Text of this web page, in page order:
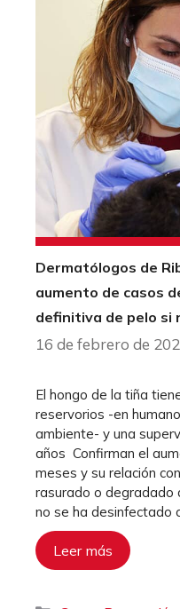
Dermatólogos de
aumento de casos
definitiva de pelo si
16 de febrero de
El hongo de la tiña
reservorios -en
ambiente- y una
años Confirman el
meses y su relación
rasurado o degradado
no se ha desinfectado
Leer más